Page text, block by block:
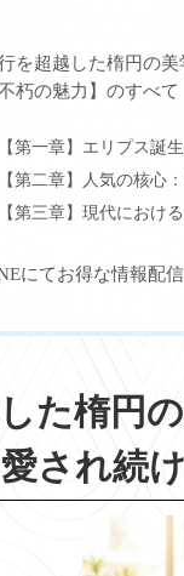
を超越した楕円の
不朽の魅力】のすべて
【第一章】エリプス誕
【第二章】人気の核心
【第三章】現代におけ
にてお得な情報配信
た楕円
され続